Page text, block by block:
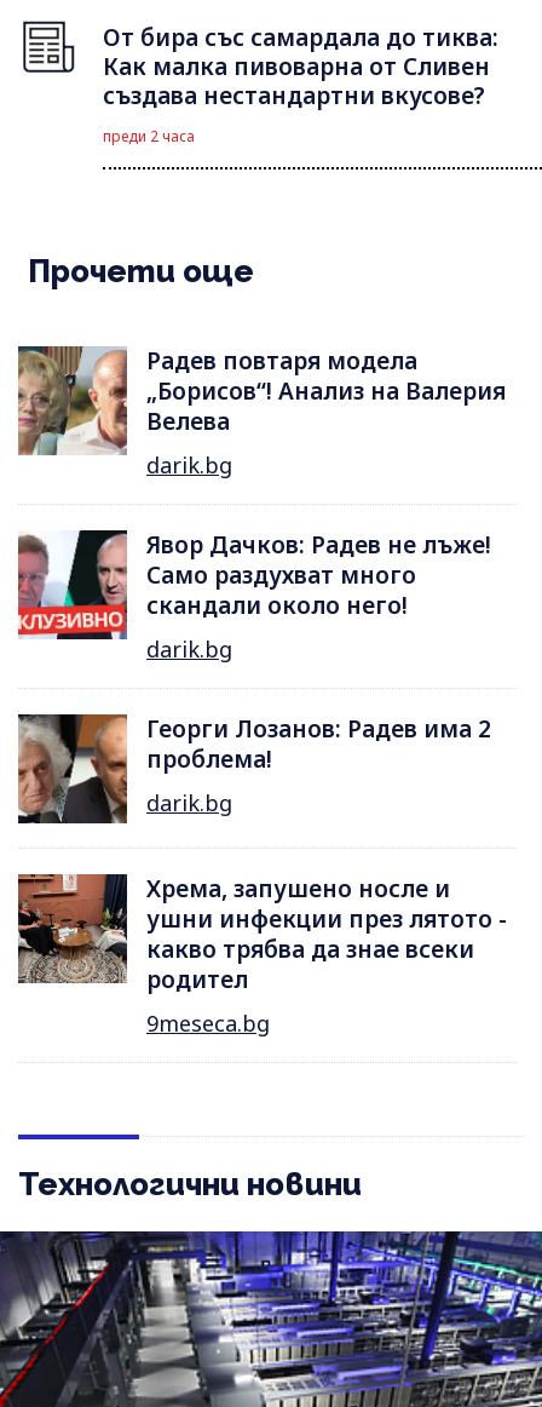
От бира със самардала до тиква:
Как малка пивоварна от Сливен
създава нестандартни вкусове?
преди 2 часа
Прочети още
Радев повтаря модела
„Борисов“! Анализ на Валерия
Велева
darik.bg
Явор Дачков: Радев не лъже!
Само раздухват много
скандали около него!
darik.bg
Георги Лозанов: Радев има 2
проблема!
darik.bg
Хрема, запушено носле и
ушни инфекции през лятотo -
какво трябва да знае всеки
родител
9meseca.bg
Технологични новини